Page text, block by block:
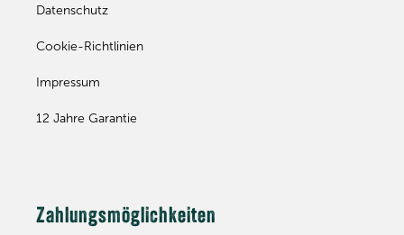
Datenschutz
Cookie-Richtlinien
Impressum
12 Jahre Garantie
Zahlungsmöglichkeiten